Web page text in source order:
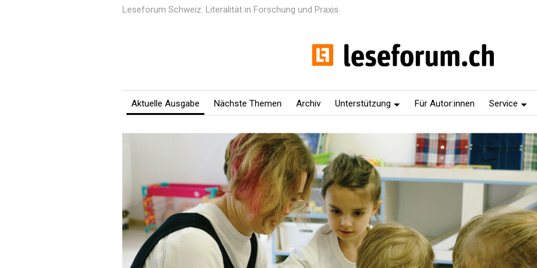
Leseforum Schweiz. Literalität in Forschung und Praxis
Aktuelle Ausgabe Nächste Themen Archiv Unterstützung Für Autor:innen Service